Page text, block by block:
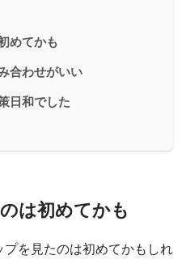
めてかも
合わせがいい
日和でした
は初めてかも
を見たのは初めてかもしれ